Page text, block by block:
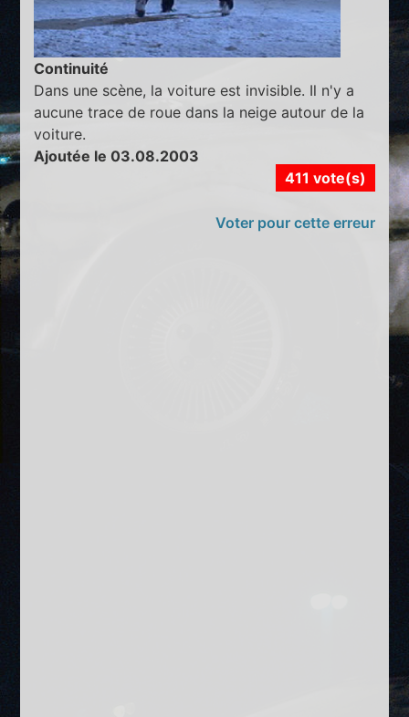
Continuité
Dans une scène, la voiture est invisible. Il n'y a
aucune trace de roue dans la neige autour de la
voiture.
Ajoutée le 03.08.2003
411 vote(s)
Voter pour cette erreur